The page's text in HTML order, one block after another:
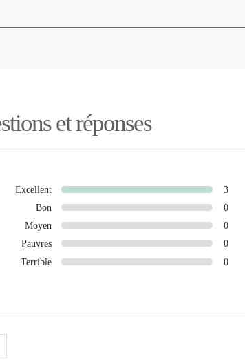
et réponses
Excellent 3
Bon 0
Moyen 0
Pauvres 0
Terrible 0